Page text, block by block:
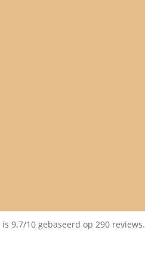
is 9.7/10 gebaseerd op 290 reviews.